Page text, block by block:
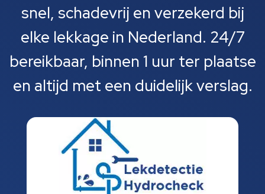
snel, schadevrij en verzekerd bij
elke lekkage in Nederland. 24/7
bereikbaar, binnen 1 uur ter plaatse
en altijd met een duidelijk verslag.